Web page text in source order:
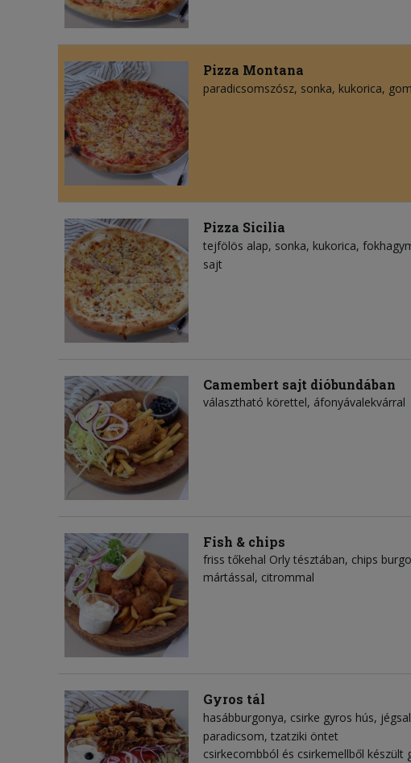
Pizza Montana
paradicsomszósz sonka kukorica
Pizza Sicilia
tejfölös alap sonka kukorica
sajt
Camembert sajt dióbundában
választható körettel, áfonyávalekvárral
Fish & chips
friss tőkehal Orly tésztában, chips
mártással, citrommal
Gyros tál
hasábburgonya csirke gyros hús
paradicsom tzatziki öntet
csirkecombból és csirkemellből készült